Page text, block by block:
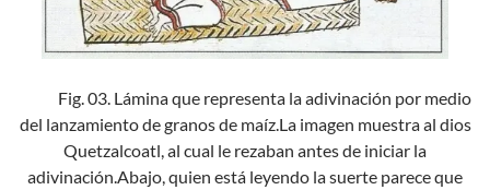
Fig. 03. Lámina que representa la adivinación por medio
del lanzamiento de granos de maíz.La imagen muestra al dios
Quetzalcoatl, al cual le rezaban antes de iniciar la
adivinación.Abajo, quien está leyendo la suerte parece que